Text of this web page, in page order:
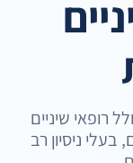
רופאי שיניים
ניסיון רב